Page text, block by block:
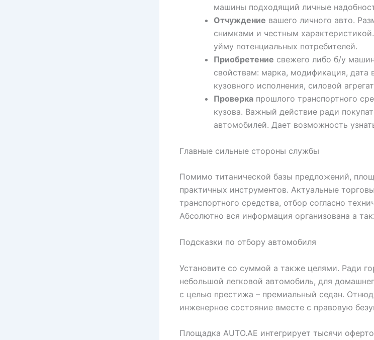
машины подходящий личные
Отчуждение вашего личного авто.
снимками и честным
уйму потенциальных потребителей.
Приобретение свежего либо б/у
свойствам: марка, модификация, дата
кузовного исполнения, силовой
Проверка прошлого транспортного
кузова. Важный действие ради
автомобилей. Дает возможность
Главные сильные стороны службы
Помимо титанической базы предложений,
практичных инструментов. Актуальные
транспортного средства, отбор согласно
Абсолютно вся информация организована а
Подсказки по отбору автомобиля
Установите со суммой а также целями. Ради
небольшой легковой автомобиль, для
с целью престижа – премиальный седан.
инженерное состояние вместе с правовую
Площадка AUTO.AE интегрирует тысячи